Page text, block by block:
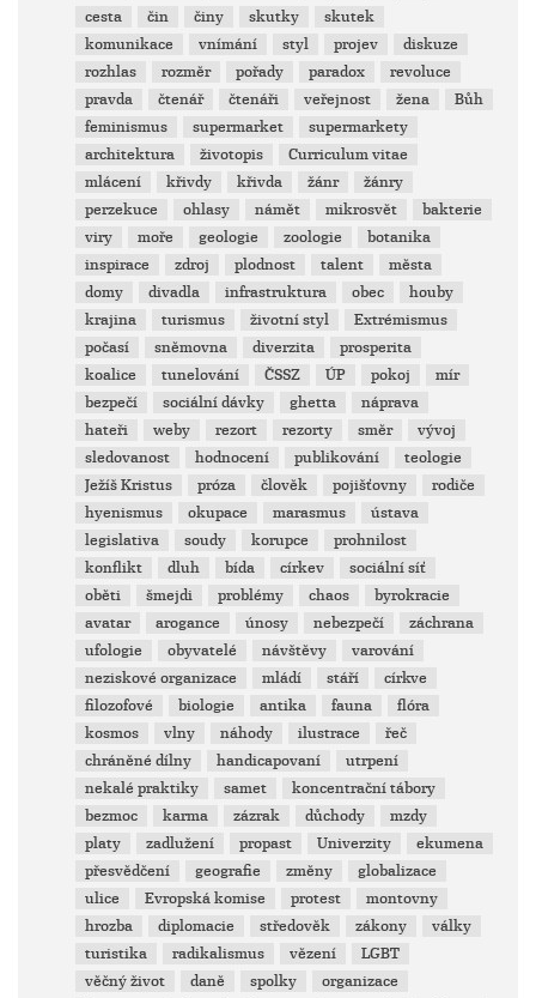
cesta
čin činy skutky
skutek
komunikace
vnímání styl projev
diskuze
rozhlas
rozměr pořady paradox
revoluce
pravda
čtenář čtenáři veřejnost žena
Bůh
feminismus
supermarket
supermarkety
architektura
životopis
Curriculum vitae
mlácení
křivdy křivda žánr
žánry
perzekuce
ohlasy námět mikrosvět
bakterie
viry
moře geologie zoologie
botanika
inspirace
zdroj plodnost talent
města
domy
divadla infrastruktura obec
houby
krajina
turismus životní styl
Extrémismus
počasí
sněmovna diverzita
prosperita
koalice
tunelování ČSSZ ÚP pokoj
mír
bezpečí
sociální dávky ghetta
náprava
hateři
weby rezort rezorty směr
vývoj
sledovanost
hodnocení publikování
teologie
Ježíš Kristus
próza člověk pojišťovny
rodiče
hyenismus
okupace marasmus
ústava
legislativa
soudy korupce
prohnilost
konflikt
dluh bída církev
sociální síť
oběti
šmejdi problémy chaos
byrokracie
avatar
arogance únosy nebezpečí
záchrana
ufologie
obyvatelé návštěvy
varování
neziskové organizace
mládí stáří
církve
filozofové
biologie antika fauna
flóra
kosmos
vlny náhody ilustrace
řeč
chráněné dílny
handicapovaní
utrpení
nekalé praktiky
samet
koncentrační tábory
bezmoc
karma zázrak důchody
mzdy
platy
zadlužení propast Univerzity
ekumena
přesvědčení
geografie změny
globalizace
ulice
Evropská komise protest
montovny
hrozba
diplomacie středověk zákony
války
turistika
radikalismus vězení
LGBT
věčný život
daně spolky
organizace